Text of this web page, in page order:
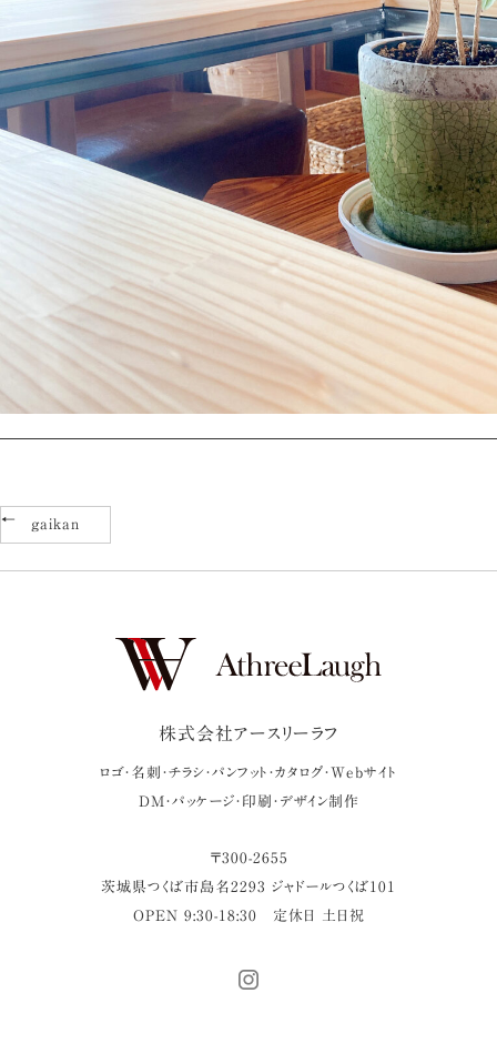
gaikan
株式会社アースリーラフ
ロゴ・名刺・チラシ・パンフット・カタログ・Webサイト
DM・パッケージ・印刷・デザイン制作
〒300-2655
茨城県つくば市島名2293 ジャドールつくば101
OPEN 9:30-18:30
定休日 土日祝